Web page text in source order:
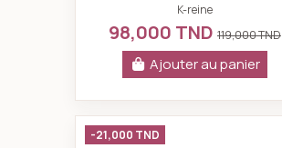
K-reine
98,000 TND 119,000 TND
Ajouter au panier
-21,000 TND